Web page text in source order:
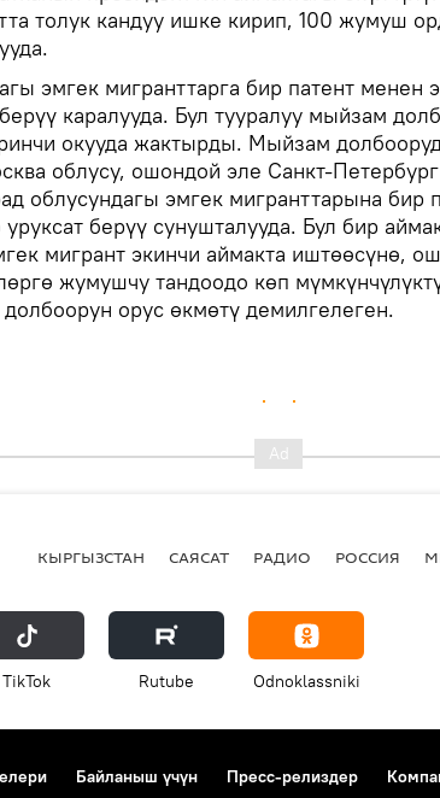
толук кандуу ишке кирип, 100 жумуш
эмгек мигранттарга бир патент менен
каралууда. Бул тууралуу мыйзам
окууда жактырды. Мыйзам
облусу, ошондой эле Санкт-
облусундагы эмгек мигранттарына бир
берүү сунушталууда. Бул бир
мигрант экинчи аймакта иштөөсүнө,
жумушчу тандоодо көп
орус өкмөтү демилгелеген.
КЫРГЫЗСТАН САЯСАТ РАДИО РОССИЯ
ТikТоk Rutube Odnoklassniki
Байланыш үчүн Пресс-релиздер